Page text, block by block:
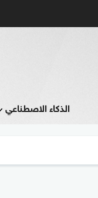
الذكاء الاصطناعي